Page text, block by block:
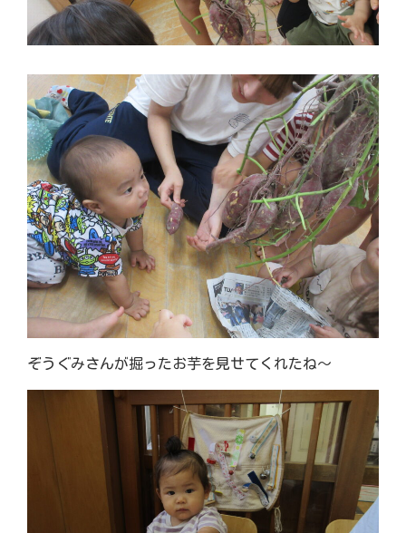
ぞうぐみさんが掘ったお芋を見せてくれたね～